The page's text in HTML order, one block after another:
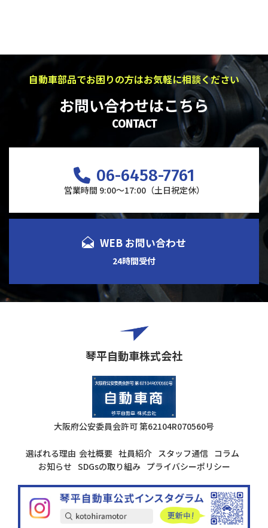
自動車部品でお困りの方はお気軽に相談ください
お問い合わせはこちら
CONTACT
06-6458-7761
営業時間 9:00～17:00（土日祝定休）
WEB お問い合わせ
24時間受付
琴平自動車株式会社
大阪府公安委員会許可第62104R070560号
選ばれる理由 会社概要 社員紹介 スタッフ通信 コラム
お知らせ SDGsの取り組み プライバシーポリシー